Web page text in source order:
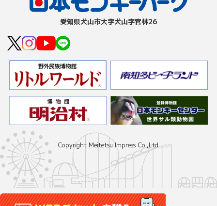
愛知県⽝⼭市⼤字⽝⼭字官林26
Copyright Meitetsu Impress Co.,Ltd.